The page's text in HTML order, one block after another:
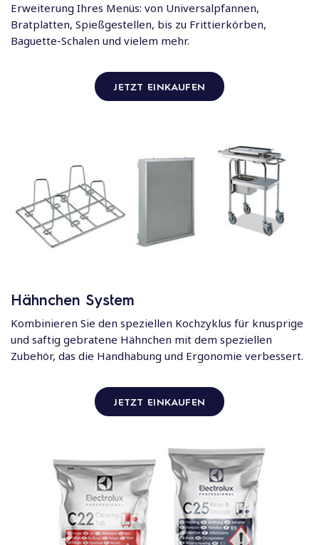
Erweiterung Ihres Menüs: von Universalpfannen,
Bratplatten, Spießgestellen, bis zu Frittierkörben,
Baguette-Schalen und vielem mehr.
JETZT EINKAUFEN
Hähnchen System
Kombinieren Sie den speziellen Kochzyklus für knusprige
und saftig gebratene Hähnchen mit dem speziellen
Zubehör, das die Handhabung und Ergonomie verbessert.
JETZT EINKAUFEN